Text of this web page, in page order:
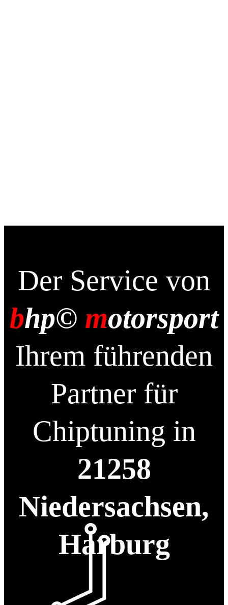
Der Service von
bhp© motorsport
Ihrem führenden
Partner für
Chiptuning in
21258
Niedersachsen,
Harburg